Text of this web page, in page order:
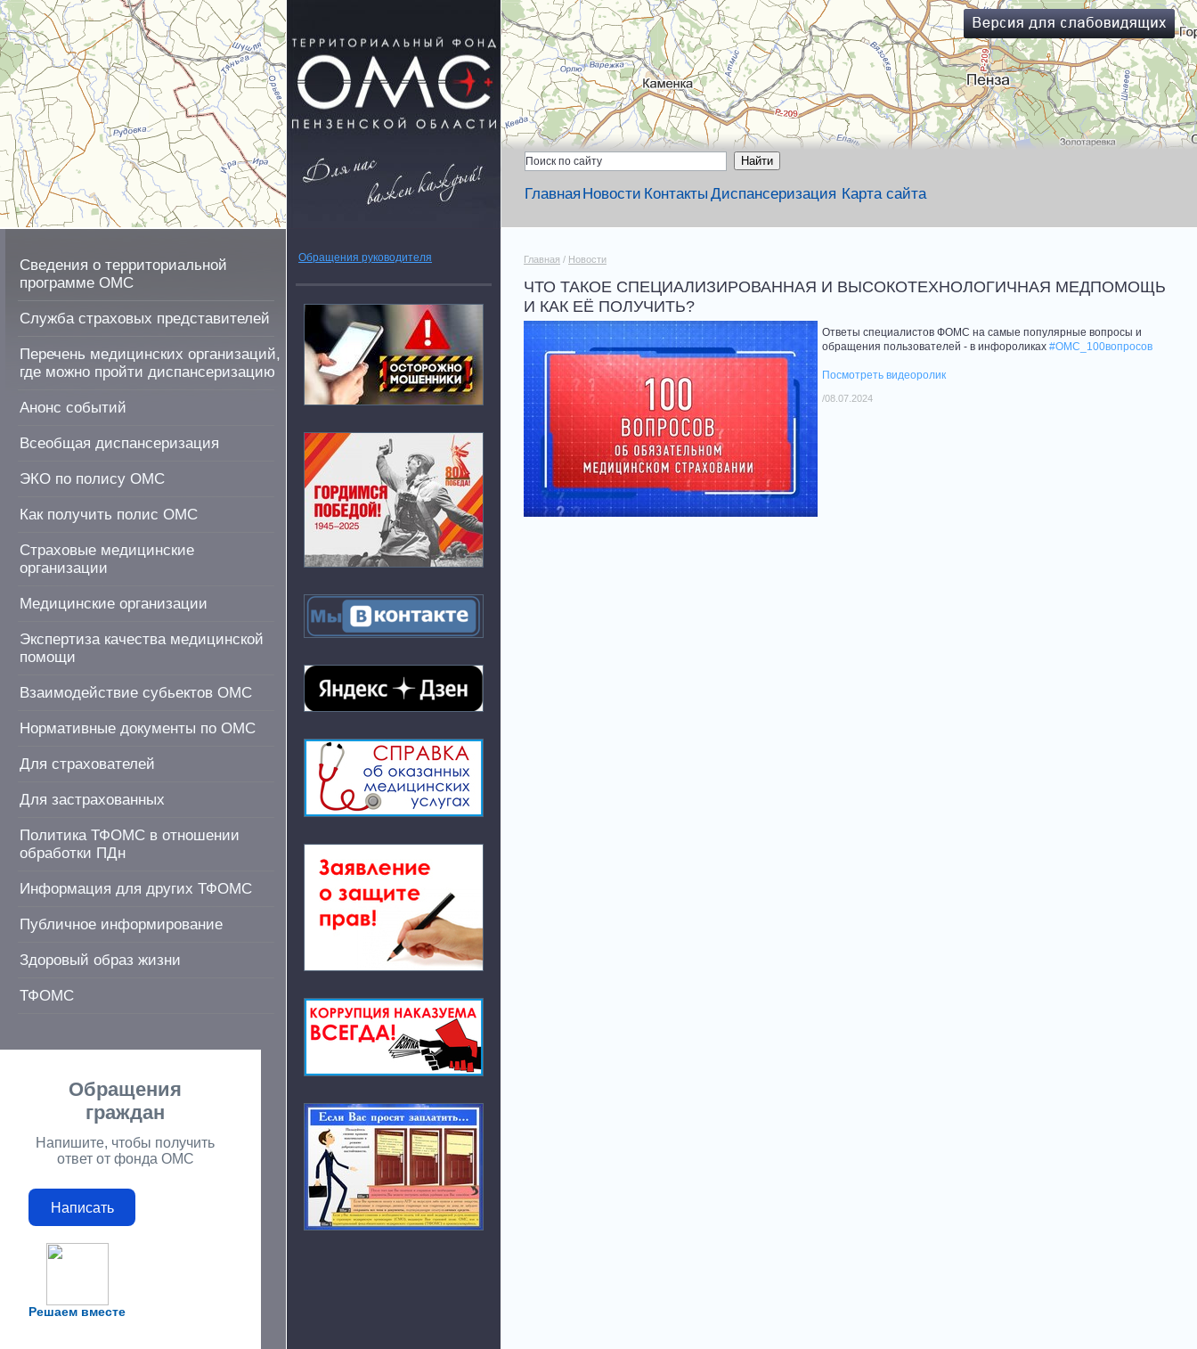
Главная Новости Контакты Диспансеризация Карта сайта
Сведения о территориальной
программе ОМС
Служба страховых представителей
Перечень медицинских организаций,
где можно пройти диспансеризацию
Анонс событий
Всеобщая диспансеризация
ЭКО по полису ОМС
Как получить полис ОМС
Страховые медицинские
организации
Медицинские организации
Экспертиза качества медицинской
помощи
Взаимодействие субьектов ОМС
Нормативные документы по ОМС
Для страхователей
Для застрахованных
Политика ТФОМС в отношении
обработки ПДн
Информация для других ТФОМС
Публичное информирование
Здоровый образ жизни
ТФОМС
Решаем вместе
Обращения
граждан
Напишите, чтобы получить
ответ от фонда ОМС
Написать
Обращения руководителя Главная / Новости
ЧТО ТАКОЕ СПЕЦИАЛИЗИРОВАННАЯ И ВЫСОКОТЕХНОЛОГИЧНАЯ МЕДПОМОЩЬ
И КАК ЕЁ ПОЛУЧИТЬ?
Ответы специалистов ФОМС на самые популярные вопросы и
обращения пользователей - в инфороликах #ОМС_100вопросов
Посмотреть видеоролик
/08.07.2024